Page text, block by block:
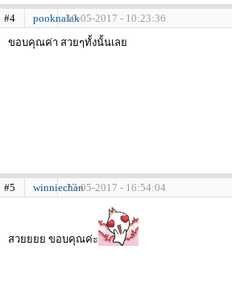
#4 pooknalak10-05-2017 - 10:23:36
ขอบคุณค่า สวยๆทั้งนั้นเลย
#5 winniechan27-05-2017 - 16:54:04
สวยยยย ขอบคุณค่ะ